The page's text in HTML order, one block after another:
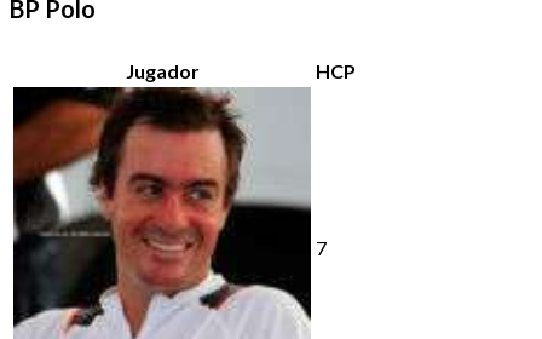
BP Polo
Jugador HCP
7